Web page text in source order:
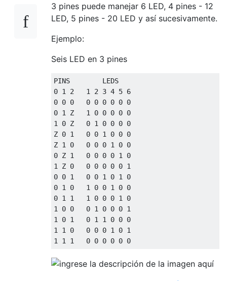
3 pines puede manejar 6 LED, 4 pines - 12
LED, 5 pines - 20 LED y así sucesivamente.
Ejemplo:
Seis LED en 3 pines
0 1 2 1 2 3 4 5 6
0 0 0 0 0 0 0 0 0
0 1 Z 1 0 0 0 0 0
1
0 Z 0 1 0 0 0 0
Z 0 1 0 0 1 0 0 0
Z 1 0 0 0 0 1 0 0
0 Z 1 0 0 0 0 1
0
1
Z 0 0 0 0 0 0 1
0 0 1 0 0 1 0 1
0
0 1 0 1 0 0 1 0 0
0 1 1 1 0 0 0 1
0
1
0 0 0 1 0 0 0 1
1
0 1 0 1 1 0 0 0
1
1 0 0 0 0 1 0 1
1
1 1 0 0 0 0 0 0